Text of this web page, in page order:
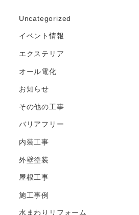
Uncategorized
イベント情報
エクステリア
オール電化
お知らせ
その他の工事
バリアフリー
内装工事
外壁塗装
屋根工事
施工事例
水まわりリフォーム